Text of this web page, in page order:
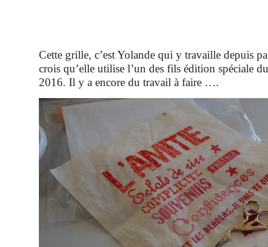
Cette grille, c’est Yolande qui y travaille depuis
crois qu’elle utilise l’un des fils édition spéciale
2016. Il y a encore du travail à faire ….